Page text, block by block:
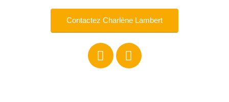
Contactez Charlène Lambert